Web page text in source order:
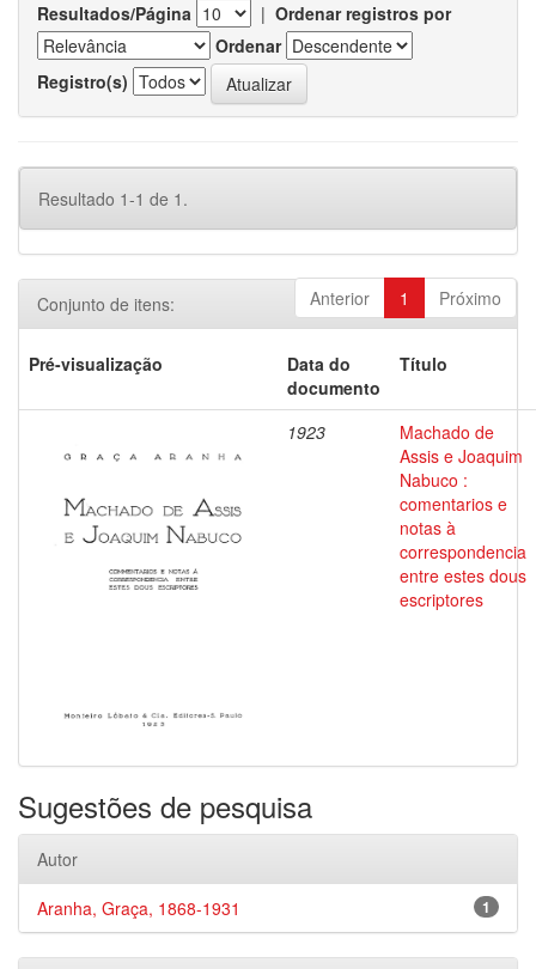
Resultados/Página | Ordenar registros por
Ordenar
Registro(s)
Resultado 1-1 de 1.
Anterior 1 Próximo
Conjunto de itens:
Pré-visualização
Data do
documento
Título
1923
Machado de
Assis e Joaquim
Nabuco :
comentarios e
notas à
correspondencia
entre estes dous
escriptores
Sugestões de pesquisa
Autor
1
Aranha, Graça, 1868-1931